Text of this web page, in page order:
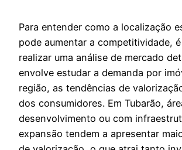
Para entender como a localização
pode aumentar a competitividade,
realizar uma análise de mercado
envolve estudar a demanda por
região, as tendências de
dos consumidores. Em Tubarão,
desenvolvimento ou com
expansão tendem a apresentar